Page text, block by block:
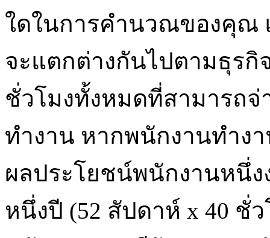
ใดในการคำนวณของคุณ
จะแตกต่างกันไปตามธุร
ชั่วโมงทั้งหมดที่สามารถ
ทำงาน หากพนักงานทำง
ผลประโยชน์พนักงานหนึ่ง
หนึ่งปี (52 สัปดาห์ x 40 ชั่